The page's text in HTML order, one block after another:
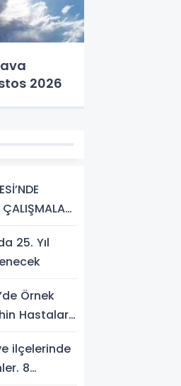
2026
25. Yıl
Örnek
Hastalara
ilçelerinde
8